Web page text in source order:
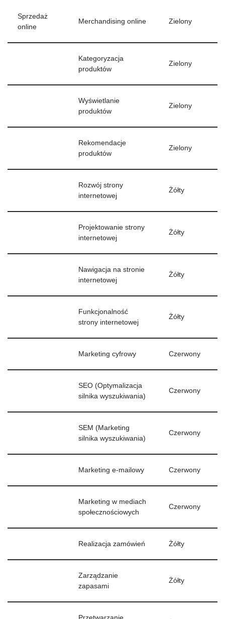
Sprzedaż
online
Merchandising online Zielony
Kategoryzacja
produktów
Zielony
Wyświetlanie
produktów
Zielony
Rekomendacje
produktów
Zielony
Rozwój strony
internetowej
Żółty
Projektowanie strony
internetowej
Żółty
Nawigacja na stronie
internetowej
Żółty
Funkcjonalność
strony internetowej
Żółty
Marketing cyfrowy Czerwony
SEO (Optymalizacja
silnika wyszukiwania)
Czerwony
SEM (Marketing
silnika wyszukiwania)
Czerwony
Marketing e-mailowy Czerwony
Marketing w mediach
społecznościowych
Czerwony
Realizacja zamówień Żółty
Zarządzanie
zapasami
Żółty